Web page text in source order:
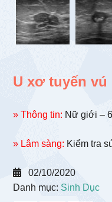
U xơ tuyến vú
» Thông tin: Nữ giới –
» Lâm sàng: Kiểm tra
02/10/2020
Danh mục: Sinh Dục